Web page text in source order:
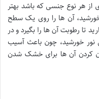
هر نوع جنسی که باشد بهتر
آن ها را روی یک سطح
تا رطوبت آن ها را بگیرد و در
خورشید، چون باعث آسیب
کردن آن ها برای خشک شدن